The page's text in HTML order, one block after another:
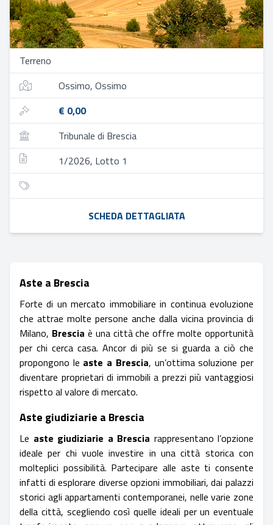
Terreno
Ossimo, Ossimo
€ 0,00
Tribunale di Brescia
1/2026, Lotto 1
SCHEDA DETTAGLIATA
Aste a Brescia
Forte di un mercato immobiliare in continua evoluzione
che attrae molte persone anche dalla vicina provincia di
Milano, Brescia è una città che offre molte opportunità
per chi cerca casa. Ancor di più se si guarda a ciò che
propongono le aste a Brescia, un’ottima soluzione per
diventare proprietari di immobili a prezzi più vantaggiosi
rispetto al valore di mercato.
Aste giudiziarie a Brescia
Le aste giudiziarie a Brescia rappresentano l’opzione
ideale per chi vuole investire in una città storica con
molteplici possibilità. Partecipare alle aste ti consente
infatti di esplorare diverse opzioni immobiliari, dai palazzi
storici agli appartamenti contemporanei, nelle varie zone
della città, scegliendo così quelle ideali per un eventuale